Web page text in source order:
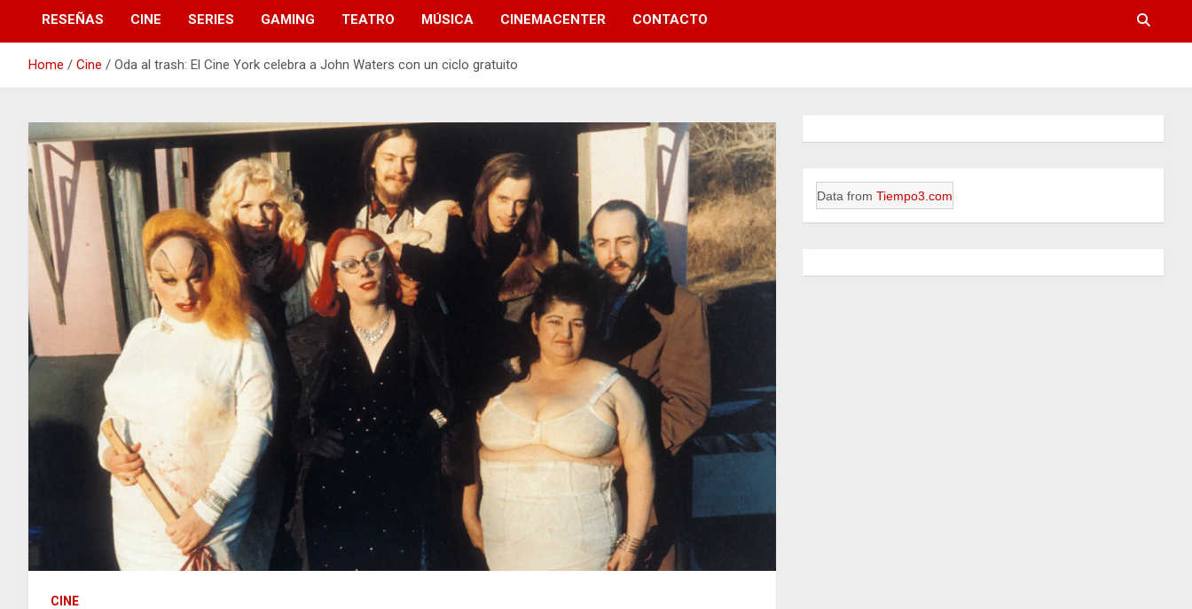
RESEÑAS CINE SERIES GAMING TEATRO MÚSICA CINEMACENTER CONTACTO
Home Cine Oda al trash: El Cine York celebra a John Waters con un ciclo gratuito
CINE
Data fromTiempo3.com